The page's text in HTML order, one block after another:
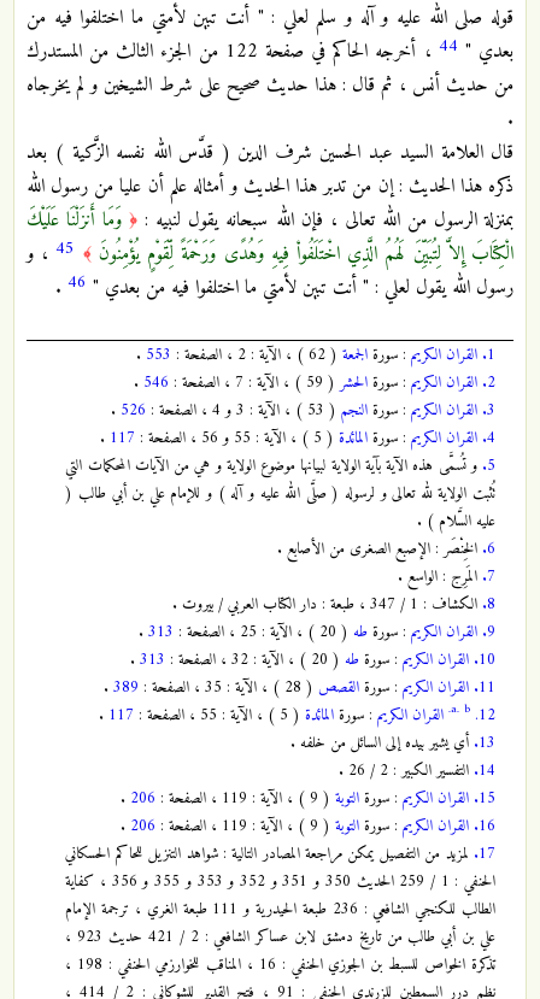
قوله صلى الله عليه و آله و سلم لعلي : " أنت تبين لأمتي ما اختلفوا فيه من
بعدي " 44
، أخرجه الحاكم في صفحة 122 من الجزء الثالث من المستدرك
من حديث أنس ، ثم قال : هذا حديث صحيح على شرط الشيخين و لم يخرجاه
.
قال العلامة السيد عبد الحسين شرف الدين ( قدَّس الله نفسه الزَّكية ) بعد
ذكره هذا الحديث : إن من تدبر هذا الحديث و أمثاله علم أن عليا من رسول الله
بمنزلة الرسول من الله تعالى ، فإن الله سبحانه يقول لنبيه : ﴿ وَمَا أَنزَلْنَا عَلَيْكَ
الْكِتَابَ إِلاَّ لِتُبَيِّنَ لَهُمُ الَّذِي اخْتَلَفُواْ فِيهِ وَهُدًى وَرَحْمَةً لِّقَوْمٍ يُؤْمِنُونَ ﴾ 45، و
رسول الله يقول لعلي : " أنت تبين لأمتي ما اختلفوا فيه من بعدي " 46
.
1. القران الكريم : سورةالجمعة ( 62 ) ، الآية : 2 ، الصفحة : 553
.
2. القران الكريم : سورةالحشر ( 59 ) ، الآية : 7 ، الصفحة : 546
.
3. القران الكريم : سورةالنجم ( 53 ) ، الآية : 3 و 4 ، الصفحة : 526
.
4. القران الكريم : سورةالمائدة ( 5 ) ، الآية : 55 و 56 ، الصفحة : 117
.
5. و تُسمَّى هذه الآية بآية الولاية لبيانها موضوع الولاية و هي من الآيات المحكمات التي
تُثبت الولاية لله تعالى و لرسوله ( صلَّى الله عليه و آله ) و للإمام علي بن أبي طالب (
عليه السَّلام ) .
6. الخِنْصَر : الإصبع الصغرى من الأصابع .
7. المَرِج : الواسع .
8. الكشاف : 1 / 347 ، طبعة : دار الكتاب العربي / بيروت .
9. القران الكريم : سورة طه ( 20 ) ، الآية : 25 ، الصفحة : 313
.
10. القران الكريم : سورة طه ( 20 ) ، الآية : 32 ، الصفحة : 313
.
11. القران الكريم : سورةالقصص ( 28 ) ، الآية : 35 ، الصفحة : 389
.
12.
a. b. القران الكريم : سورةالمائدة ( 5 ) ، الآية : 55 ، الصفحة : 117
.
13. أي يشير بيده إلى السائل من خلفه .
14. التفسير الكبير : 2 / 26 .
15. القران الكريم : سورةالتوبة ( 9 ) ، الآية : 119 ، الصفحة : 206
.
16. القران الكريم : سورةالتوبة ( 9 ) ، الآية : 119 ، الصفحة : 206
.
17. لمزيد من التفصيل يمكن مراجعة المصادر التالية : شواهد التنزيل للحاكم الحسكاني
الحنفي : 1 / 259 الحديث 350 و 351 و 352 و 353 و 355 و 356 ، كفاية
الطالب للكنجي الشافعي : 236 طبعة الحيدرية و 111 طبعة الغري ، ترجمة الإمام
علي بن أبي طالب من تاريخ دمشق لابن عساكر الشافعي : 2 / 421 حديث 923 ،
تذكرة الخواص للسبط بن الجوزي الحنفي : 16 ، المناقب للخوارزمي الحنفي : 198 ،
نظم درر السمطين للزرندي الحنفي : 91 ، فتح القدير للشوكاني : 2 / 414 ،